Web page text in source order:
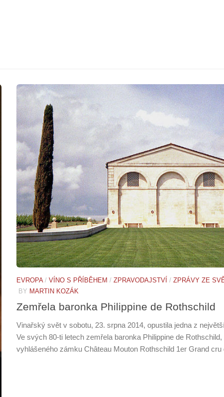
EVROPA/ VÍNO S PŘÍBĚHEM / ZPRAVODAJSTVÍ / ZPRÁVY ZE
BY MARTIN KOZÁK
Zemřela baronka Philippine de Rothschild
Vinařský svět v sobotu, 23. srpna 2014, opustila jedna z
Ve svých 80-ti letech zemřela baronka Philippine de
vyhlášeného zámku Château Mouton Rothschild 1er Grand